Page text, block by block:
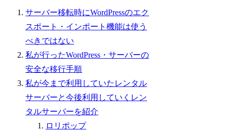
サーバー移転時にWordPressのエク
スポート・インポート機能は使う
べきではない
私が行ったWordPress・サーバーの
安全な移行手順
私が今まで利用していたレンタル
サーバーと今後利用していくレン
タルサーバーを紹介
ロリポップ